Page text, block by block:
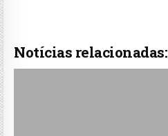
Notícias relacionadas: